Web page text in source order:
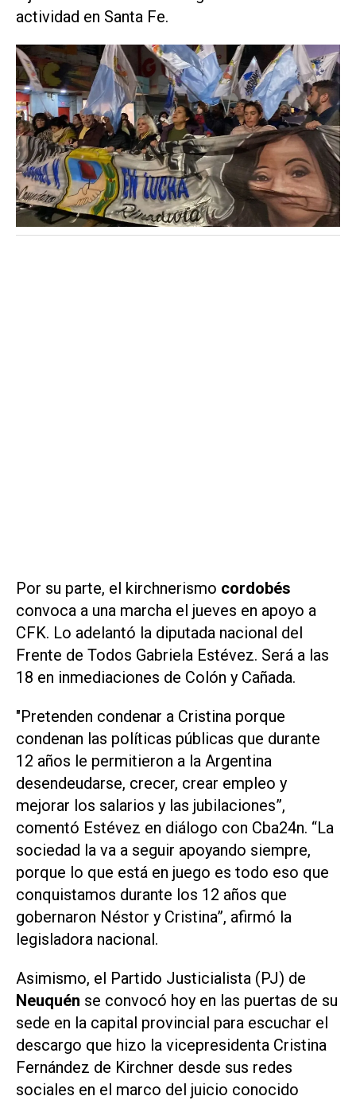
actividad en Santa Fe.
Por su parte, el kirchnerismo cordobés
convoca a una marcha el jueves en apoyo a
CFK. Lo adelantó la diputada nacional del
Frente de Todos Gabriela Estévez. Será a las
18 en inmediaciones de Colón y Cañada.
"Pretenden condenar a Cristina porque
condenan las políticas públicas que durante
12 años le permitieron a la Argentina
desendeudarse, crecer, crear empleo y
mejorar los salarios y las jubilaciones”,
comentó Estévez en diálogo con Cba24n. “La
sociedad la va a seguir apoyando siempre,
porque lo que está en juego es todo eso que
conquistamos durante los 12 años que
gobernaron Néstor y Cristina”, afirmó la
legisladora nacional.
Asimismo, el Partido Justicialista (PJ) de
Neuquén se convocó hoy en las puertas de su
sede en la capital provincial para escuchar el
descargo que hizo la vicepresidenta Cristina
Fernández de Kirchner desde sus redes
sociales en el marco del juicio conocido